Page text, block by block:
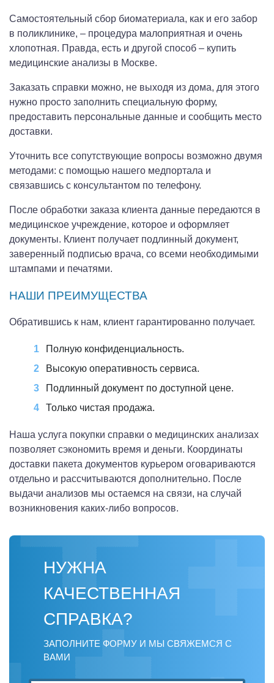
Самостоятельный сбор биоматериала, как и его забор
в поликлинике, – процедура малоприятная и очень
хлопотная. Правда, есть и другой способ – купить
медицинские анализы в Москве.
Заказать справки можно, не выходя из дома, для этого
нужно просто заполнить специальную форму,
предоставить персональные данные и сообщить место
доставки.
Уточнить все сопутствующие вопросы возможно двумя
методами: с помощью нашего медпортала и
связавшись с консультантом по телефону.
После обработки заказа клиента данные передаются в
медицинское учреждение, которое и оформляет
документы. Клиент получает подлинный документ,
заверенный подписью врача, со всеми необходимыми
штампами и печатями.
НАШИ ПРЕИМУЩЕСТВА
Обратившись к нам, клиент гарантированно получает.
Полную конфиденциальность.
Высокую оперативность сервиса.
Подлинный документ по доступной цене.
Только чистая продажа.
Наша услуга покупки справки о медицинских анализах
позволяет сэкономить время и деньги. Координаты
доставки пакета документов курьером оговариваются
отдельно и рассчитываются дополнительно. После
выдачи анализов мы остаемся на связи, на случай
возникновения каких-либо вопросов.
НУЖНА
КАЧЕСТВЕННАЯ
СПРАВКА?
ЗАПОЛНИТЕ ФОРМУ И МЫ СВЯЖЕМСЯ С
ВАМИ